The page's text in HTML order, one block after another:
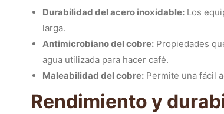
Durabilidad del acero inoxidable:Los
larga.
Antimicrobiano del cobre:Propiedades
agua utilizada para hacer café.
Maleabilidad del cobre:Permite una fácil
Rendimiento y